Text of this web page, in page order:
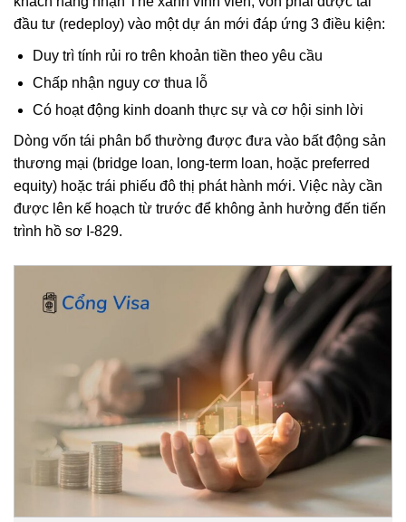
đầu tư (redeploy) vào một dự án mới đáp ứng 3 điều kiện:
Duy trì tính rủi ro trên khoản tiền theo yêu cầu
Chấp nhận nguy cơ thua lỗ
Có hoạt động kinh doanh thực sự và cơ hội sinh lời
Dòng vốn tái phân bổ thường được đưa vào bất động sản
thương mại (bridge loan, long-term loan, hoặc preferred
equity) hoặc trái phiếu đô thị phát hành mới. Việc này cần
được lên kế hoạch từ trước để không ảnh hưởng đến tiến
trình hồ sơ I-829.